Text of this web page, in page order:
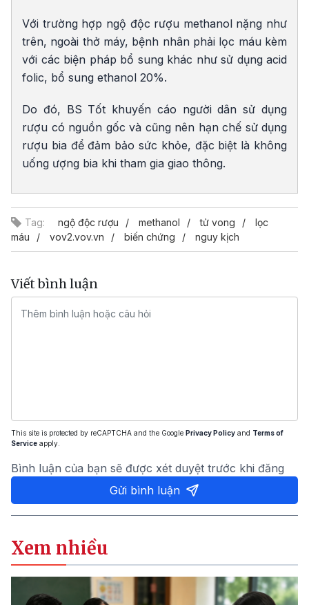
Với trường hợp ngộ độc rượu methanol nặng như
trên, ngoài thở máy, bệnh nhân phải lọc máu kèm
với các biện pháp bổ sung khác như sử dụng acid
folic, bổ sung ethanol 20%.
Do đó, BS Tốt khuyến cáo người dân sử dụng
rượu có nguồn gốc và cũng nên hạn chế sử dụng
rượu bia để đảm bảo sức khỏe, đặc biệt là không
uống ượng bia khi tham gia giao thông.
Tag: ngộ độc rượu methanol tử vong
lọc
máu
vov2.vov.vn biến chứng nguy kịch
Viết bình luận
This site is protected by reCAPTCHA and the Google Privacy Policy and Terms of
Service apply.
Bình luận của bạn sẽ được xét duyệt trước khi đăng
Gửi bình luận
Xem nhiều